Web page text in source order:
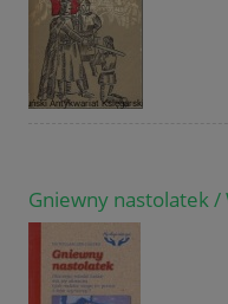
Gniewny nastolatek